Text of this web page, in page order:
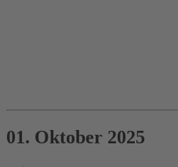
01. Oktober 2025